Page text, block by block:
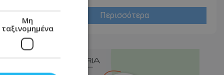
Περισσότερα
Μη
ταξινομημένα